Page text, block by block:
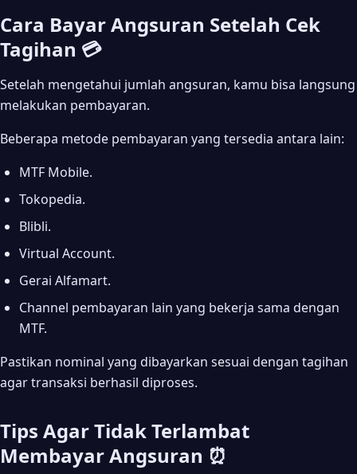
Cara Bayar Angsuran Setelah Cek
Tagihan 💳
Setelah mengetahui jumlah angsuran, kamu bisa langsung
melakukan pembayaran.
Beberapa metode pembayaran yang tersedia antara lain:
MTF Mobile.
Tokopedia.
Blibli.
Virtual Account.
Gerai Alfamart.
Channel pembayaran lain yang bekerja sama dengan
MTF.
Pastikan nominal yang dibayarkan sesuai dengan tagihan
agar transaksi berhasil diproses.
Tips Agar Tidak Terlambat
Membayar Angsuran ⏰